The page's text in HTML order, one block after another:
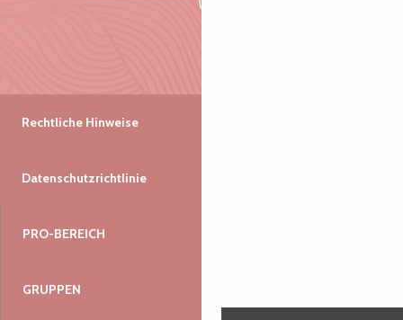
Rechtliche Hinweise
Datenschutzrichtlinie
PRO-BEREICH
GRUPPEN